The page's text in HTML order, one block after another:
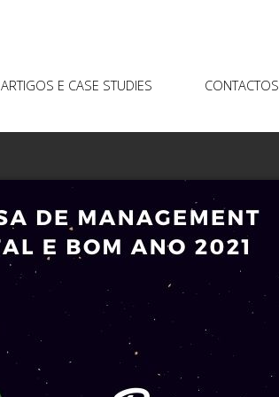
ARTIGOS E CASE STUDIES CONTACTOS